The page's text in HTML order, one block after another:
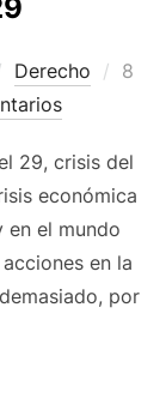
Derecho
8
29, crisis del
económica
en el mundo
en la
por
DEL 29»